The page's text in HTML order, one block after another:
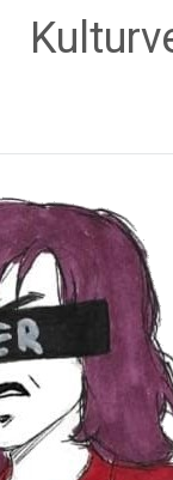
Inhalt